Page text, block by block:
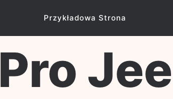
Przykładowa Strona
Pro Jee